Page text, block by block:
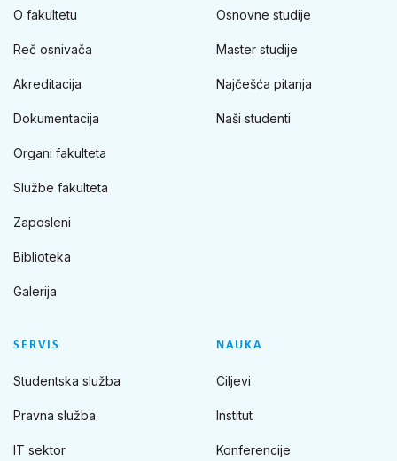
O fakultetu
Reč osnivača
Akreditacija
Dokumentacija
Organi fakulteta
Službe fakulteta
Zaposleni
Biblioteka
Galerija
Osnovne studije
Master studije
Najčešća pitanja
Naši studenti
SERVIS
Studentska služba
Pravna služba
IT sektor
NAUKA
Ciljevi
Institut
Konferencije